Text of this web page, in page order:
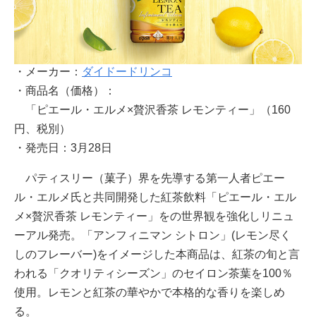
・メーカー： ダイドードリンコ
・商品名（価格）：
「ピエール・エルメ×贅沢香茶 レモンティー」（160
円、税別）
・発売日：3月28日
パティスリー（菓子）界を先導する第一人者ピエー
ル・エルメ氏と共同開発した紅茶飲料「ピエール・エル
メ×贅沢香茶 レモンティー」をの世界観を強化しリニュ
ーアル発売。「アンフィニマン シトロン」(レモン尽く
しのフレーバー)をイメージした本商品は、紅茶の旬と言
われる「クオリティシーズン」のセイロン茶葉を100％
使用。レモンと紅茶の華やかで本格的な香りを楽しめ
る。